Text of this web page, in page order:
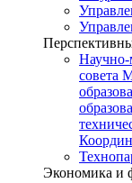
Научно-
совета
Экономика и